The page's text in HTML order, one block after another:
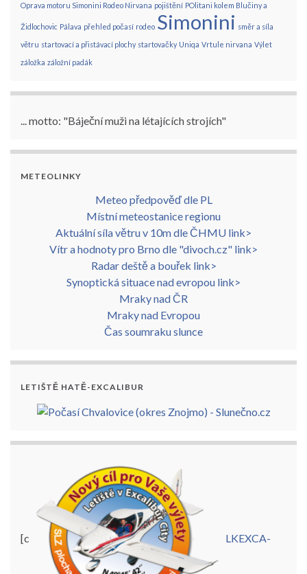
Oprava motoru Simonini Rodeo Nirvana pojištění POlitani kolem Blučiny a
Židlochovic Pálava přehled počasí rodeo Simonini směr a síla
větru startovací a přistávací plochy startovačky Uniqa Vrtule nirvana Výlet
záložka záložní padák
... motto: "Báječní muži na létajících strojích"
METEOLINKY
Meteo předpověď dle PL
Místní meteostanice regionu
Aktuální síla větru v 10m dle ČHMU link>
Vítr a hodnoty pro Brno dle "divoch.cz" link>
Radar deště a bouřek link>
Synoptická situace nad evropou link>
Mraky nad ČR
Mraky nad Evropou
Čas soumraku slunce
LETIŠTĚ HATĚ-EXCALIBUR
[c LKEXCA-